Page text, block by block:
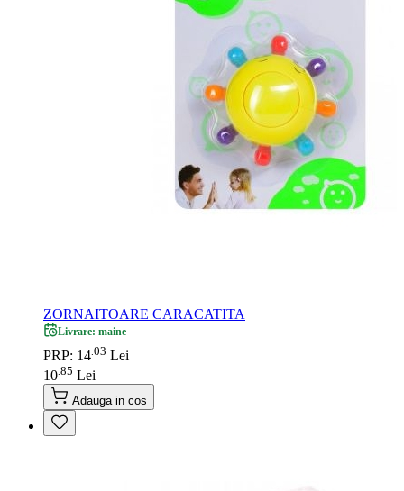
ZORNAITOARE CARACATITA
Livrare: maine
PRP: 14 03 Lei
10 85 Lei
Adauga in cos